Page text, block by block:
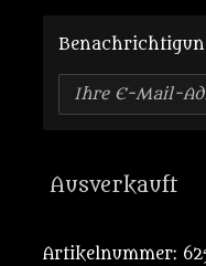
Ausverkauft
Artikelnummer: